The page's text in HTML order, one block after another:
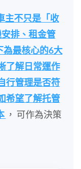
主不只是「收
排、租金管
為最核心的6大
了解日常運作
行管理是否符
希望了解托管
， 可作為決策